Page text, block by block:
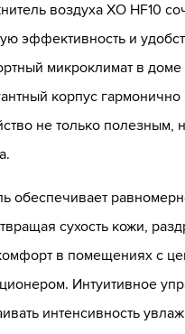
воздуха XO HF10
эффективность и
микроклимат в
корпус
не только полезным,
обеспечивает
сухость кожи,
в помещениях с
Интуитивное
интенсивность